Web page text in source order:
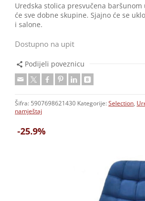
-25.9%
Uredska stolica presvučena
će sve dobne skupine. Sjajno će se
i salone.
Dostupno na upit
Podijeli poveznicu
Šifra: 5907698621430 Kategorije: Selection
namještaj